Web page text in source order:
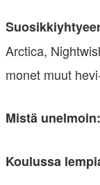
Arctica,
monet muut
Mistä unelmoin:
Koulussa